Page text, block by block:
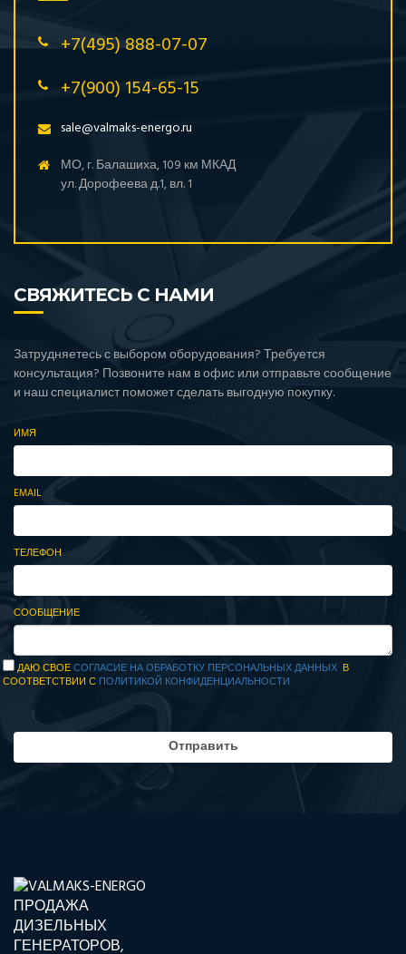
+7(495) 888-07-07
+7(900) 154-65-15
sale@valmaks-energo.ru
МО, г. Балашиха, 109 км МКАД
ул. Дорофеева д.1, вл. 1
СВЯЖИТЕСЬ С НАМИ
Затрудняетесь с выбором оборудования? Требуется
консультация? Позвоните нам в офис или отправьте сообщение
и наш специалист поможет сделать выгодную покупку.
ИМЯ
EMAIL
ТЕЛЕФОН
СООБЩЕНИЕ
ДАЮ СВОЕСОГЛАСИЕ НА ОБРАБОТКУ ПЕРСОНАЛЬНЫХ ДАННЫХ В
СООТВЕТСТВИИ С ПОЛИТИКОЙ КОНФИДЕНЦИАЛЬНОСТИ